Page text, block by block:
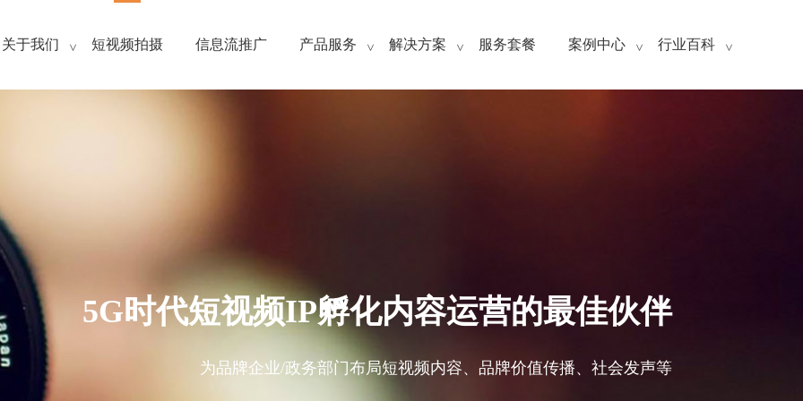
关于我们 > 短视频拍摄 信息流推广 产品服务 > 解决方案 > 服务套餐 案例中心 > 行业百科 >
5G时代短视频IP孵化内容运营的最佳伙伴
为品牌企业/政务部门布局短视频内容、品牌价值传播、社会发声等